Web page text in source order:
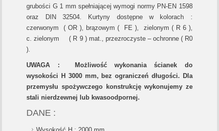
grubości G 1 mm spełniającej wymogi normy PN-EN 1598
oraz DIN 32504. Kurtyny dostępne w kolorach :
czerwonym ( OR ), brązowym ( FE ), zielonym ( R 6 ),
c. zielonym ( R 9 ) mat., przezroczyste – ochronne ( R0
).
UWAGA : Możliwość wykonania ścianek do
wysokości H 3000 mm, bez ograniczeń długości. Dla
przemysłu spożywczego konstrukcję wykonujemy ze
stali nierdzewnej lub kwasoodpornej.
DANE :